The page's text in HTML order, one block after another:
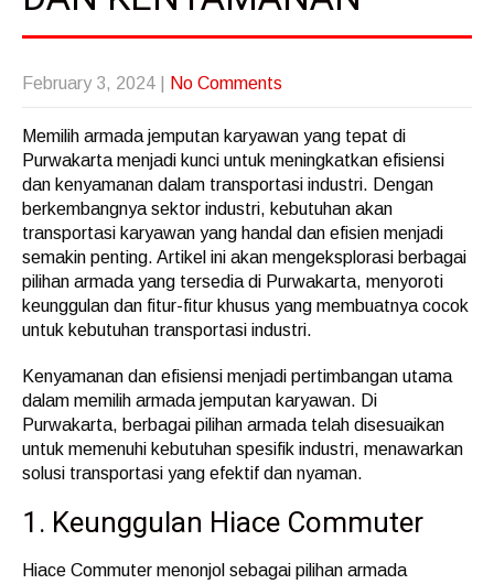
February 3, 2024 No Comments
Memilih armada jemputan karyawan yang tepat di
Purwakarta menjadi kunci untuk meningkatkan efisiensi
dan kenyamanan dalam transportasi industri. Dengan
berkembangnya sektor industri, kebutuhan akan
transportasi karyawan yang handal dan efisien menjadi
semakin penting. Artikel ini akan mengeksplorasi berbagai
pilihan armada yang tersedia di Purwakarta, menyoroti
keunggulan dan fitur-fitur khusus yang membuatnya cocok
untuk kebutuhan transportasi industri.
Kenyamanan dan efisiensi menjadi pertimbangan utama
dalam memilih armada jemputan karyawan. Di
Purwakarta, berbagai pilihan armada telah disesuaikan
untuk memenuhi kebutuhan spesifik industri, menawarkan
solusi transportasi yang efektif dan nyaman.
1. Keunggulan Hiace Commuter
Hiace Commuter menonjol sebagai pilihan armada